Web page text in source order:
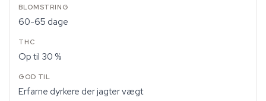
60-65 dage
Op til 30 %
Erfarne dyrkere der jagter vægt